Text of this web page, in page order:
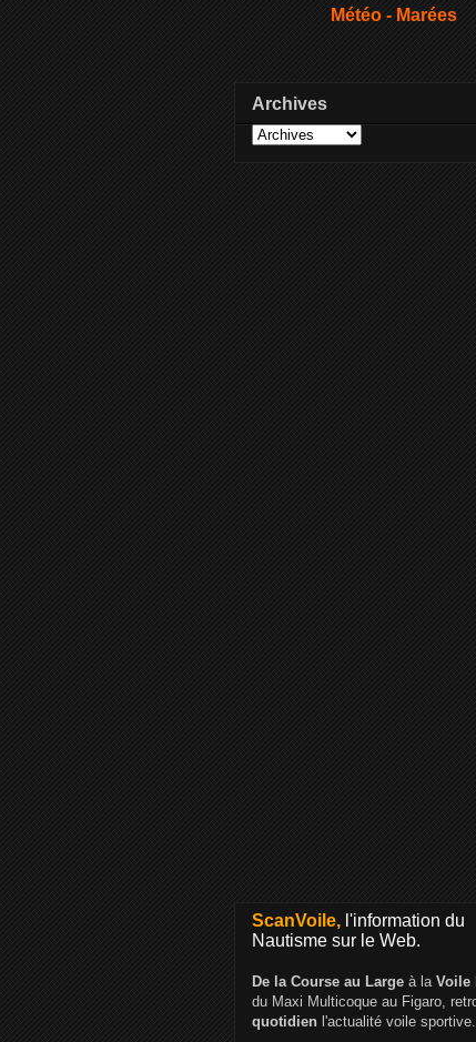
Météo - Marées
Archives
ScanVoile, l'information du
Nautisme sur le Web.
De la Course au Large à la Voile
du Maxi Multicoque au Figaro,
quotidien l'actualité voile sportive.